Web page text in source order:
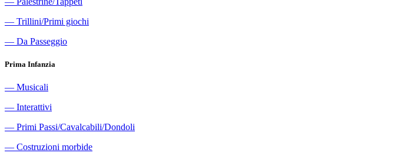
― Trillini/Primi giochi
― Da Passeggio
Prima Infanzia
― Musicali
― Interattivi
― Primi Passi/Cavalcabili/Dondoli
― Costruzioni morbide